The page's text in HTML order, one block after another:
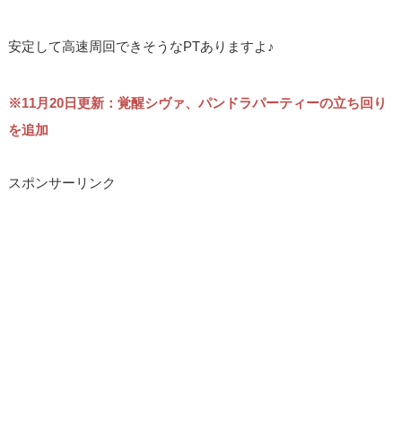
安定して高速周回できそうなPTありますよ♪
※11月20日更新：覚醒シヴァ、パンドラパーティーの立ち回り
を追加
スポンサーリンク